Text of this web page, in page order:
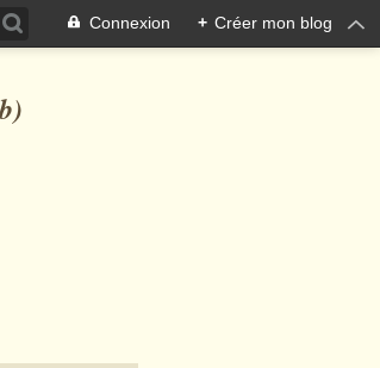
Connexion + Créer mon blog